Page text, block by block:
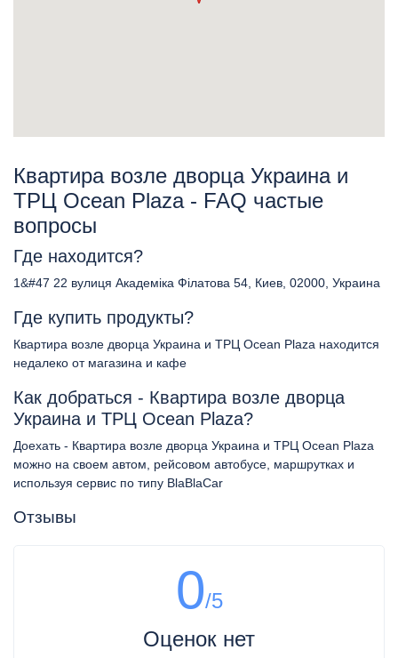
Квартира возле дворца Украина и
ТРЦ Ocean Plaza - FAQ частые
вопросы
Где находится?
1&#47 22 вулиця Академіка Філатова 54, Киев, 02000, Украина
Где купить продукты?
Квартира возле дворца Украина и ТРЦ Ocean Plaza находится
недалеко от магазина и кафе
Как добраться - Квартира возле дворца
Украина и ТРЦ Ocean Plaza?
Доехать - Квартира возле дворца Украина и ТРЦ Ocean Plaza
можно на своем автом, рейсовом автобусе, маршрутках и
используя сервис по типу BlaBlaCar
Отзывы
0/5
Оценок нет